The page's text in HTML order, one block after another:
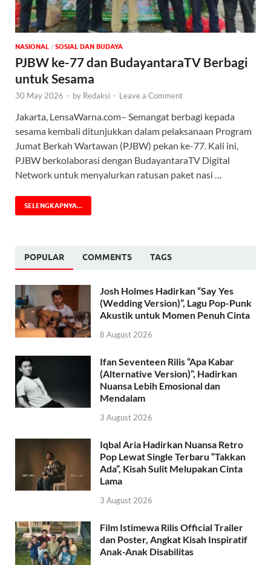
NASIONAL / SOSIAL DAN BUDAYA
PJBW ke-77 dan BudayantaraTV Berbagi
untuk Sesama
30 May 2026 - by Redaksi - Leave a Comment
Jakarta, LensaWarna.com– Semangat berbagi kepada
sesama kembali ditunjukkan dalam pelaksanaan Program
Jumat Berkah Wartawan (PJBW) pekan ke-77. Kali ini,
PJBW berkolaborasi dengan BudayantaraTV Digital
Network untuk menyalurkan ratusan paket nasi …
SELENGKAPNYA...
POPULAR COMMENTS TAGS
Josh Holmes Hadirkan “Say Yes
(Wedding Version)”, Lagu Pop-Punk
Akustik untuk Momen Penuh Cinta
8 August 2026
Ifan Seventeen Rilis “Apa Kabar
(Alternative Version)”, Hadirkan
Nuansa Lebih Emosional dan
Mendalam
3 August 2026
Iqbal Aria Hadirkan Nuansa Retro
Pop Lewat Single Terbaru “Takkan
Ada”, Kisah Sulit Melupakan Cinta
Lama
3 August 2026
Film Istimewa Rilis Official Trailer
dan Poster, Angkat Kisah Inspiratif
Anak-Anak Disabilitas